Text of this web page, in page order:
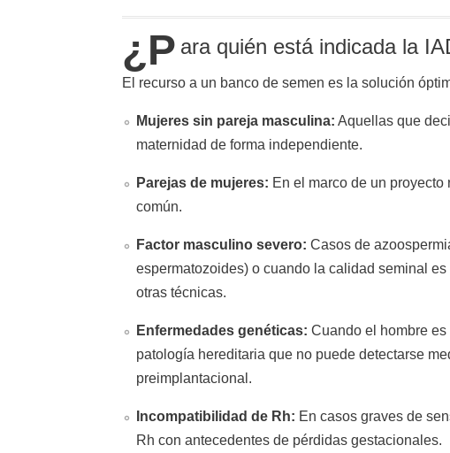
¿P ara quién está indicada la
El recurso a un banco de semen es la solución
Mujeres sin pareja masculina: Aquellas que
maternidad de forma independiente.
Parejas de mujeres: En el marco de un proyecto
común.
Factor masculino severo: Casos de
espermatozoides) o cuando la calidad seminal
otras técnicas.
Enfermedades genéticas: Cuando el hombre es
patología hereditaria que no puede detectarse
preimplantacional.
Incompatibilidad de Rh: En casos graves de
Rh con antecedentes de pérdidas gestacionales.